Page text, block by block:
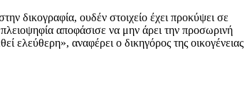
δικογραφία, ουδέν στοιχείο έχει προκύψει σε
αποφάσισε να μην άρει την προσωρινή
ελεύθερη», αναφέρει ο δικηγόρος της οικογένειας